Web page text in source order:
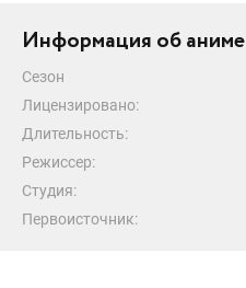
Информация об аниме
Сезон
Лицензировано:
Длительность:
Режиссер:
Студия:
Первоисточник: